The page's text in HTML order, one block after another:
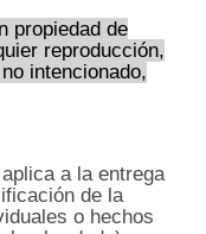
propiedad de
reproducción,
intencionado,
a la entrega
de la
o hechos